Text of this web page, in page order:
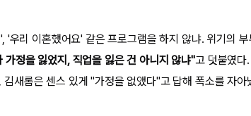
'우리 이혼했어요' 같은 프로그램을 하지 않냐. 위기의
가정을 잃었지, 직업을 잃은 건 아니지 않냐"고 덧붙였다
새롬은 센스 있게 "가정을 없앴다"고 답해 폭소를 자아